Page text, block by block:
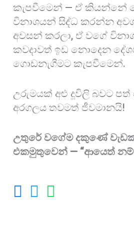
කැපවීමෙන් — ඒ කියන්නේ
විනාශයන් සිද්ධ කරන්න
අවසන් කරලා, ඒ වගේ
කවදාවත් ඉඩ නොදෙන
ගොඩනැගීමට කැපවීමෙන්.
උරුමයක් අළු දූවිලි බවට
අරගලය තවමත් ජීවමානයි!
උතුරේ වගේම දකුණේ
එකමුතුවෙන් — “ආයෙත් නම්